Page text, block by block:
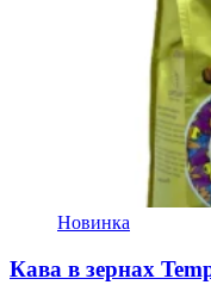
Новинка
Кава в зернах